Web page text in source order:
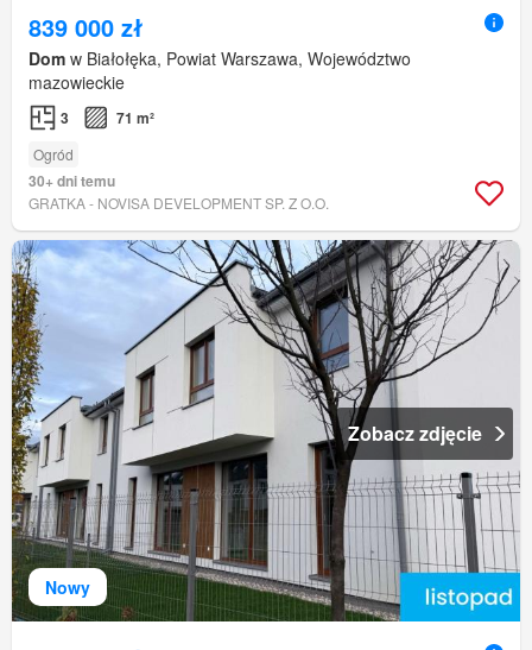
839 000 zł
Dom w Białołęka, Powiat Warszawa, Województwo
mazowieckie
3 71 m²
Ogród
30+ dni temu
GRATKA - NOVISA DEVELOPMENT SP. Z O.O.
Nowy
Zobacz zdjęcie